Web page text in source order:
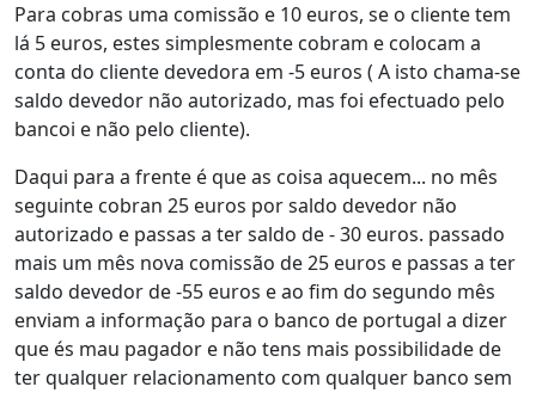
Para cobras uma comissão e 10 euros, se o cliente tem
lá 5 euros, estes simplesmente cobram e colocam a
conta do cliente devedora em -5 euros ( A isto chama-se
saldo devedor não autorizado, mas foi efectuado pelo
bancoi e não pelo cliente).
Daqui para a frente é que as coisa aquecem... no mês
seguinte cobran 25 euros por saldo devedor não
autorizado e passas a ter saldo de - 30 euros. passado
mais um mês nova comissão de 25 euros e passas a ter
saldo devedor de -55 euros e ao fim do segundo mês
enviam a informação para o banco de portugal a dizer
que és mau pagador e não tens mais possibilidade de
ter qualquer relacionamento com qualquer banco sem